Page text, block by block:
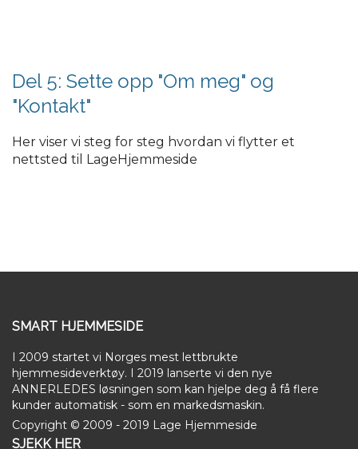
Del 5: Sette opp "Om meg" og
"Kontakt"
Her viser vi steg for steg hvordan vi flytter et
nettsted til LageHjemmeside
SMART HJEMMESIDE
I 2009 startet vi Norges mest lettbrukte
hjemmesideverktøy. I 2019 lanserte vi den nye
ANNERLEDES løsningen som kan hjelpe deg å få flere
kunder automatisk - som en markedsmaskin.
Copyright © 2009 - 2019 Lage Hjemmeside
SJEKK HER